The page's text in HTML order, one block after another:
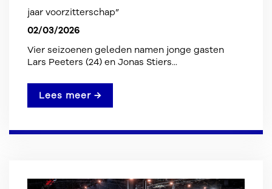
jaar voorzitterschap”
02/03/2026
Vier seizoenen geleden namen jonge gasten
Lars Peeters (24) en Jonas Stiers...
Lees meer →